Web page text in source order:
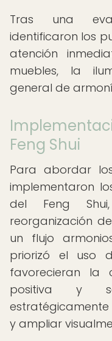
Tras una
identificaron los
atención
muebles, la
general de
Feng Shui
Para abordar
implementaron
del Feng
reorganización
un flujo
priorizó el uso
favorecieran la
positiva y
y ampliar